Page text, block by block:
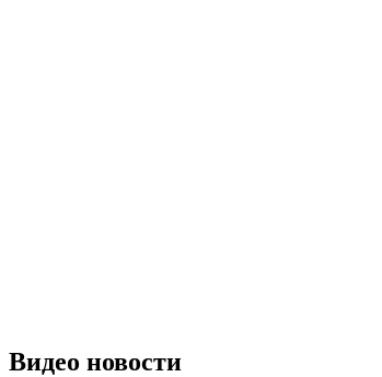
Видео новости